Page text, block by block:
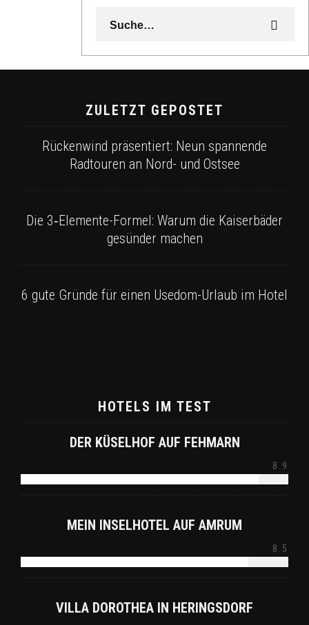
ZULETZT GEPOSTET
Rückenwind präsentiert: Neun spannende
Radtouren an Nord- und Ostsee
Die 3‑Elemente-Formel: Warum die Kaiserbäder
gesünder machen
6 gute Gründe für einen Usedom-Urlaub im Hotel
HOTELS IM TEST
DER KÜSELHOF AUF FEHMARN
8.9
MEIN INSELHOTEL AUF AMRUM
8.5
VILLA DOROTHEA IN HERINGSDORF